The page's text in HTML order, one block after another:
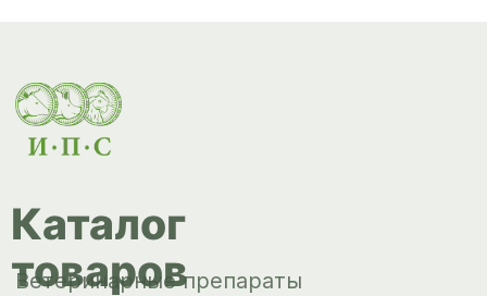
Инкубация
Доставка и
О компании
Новости